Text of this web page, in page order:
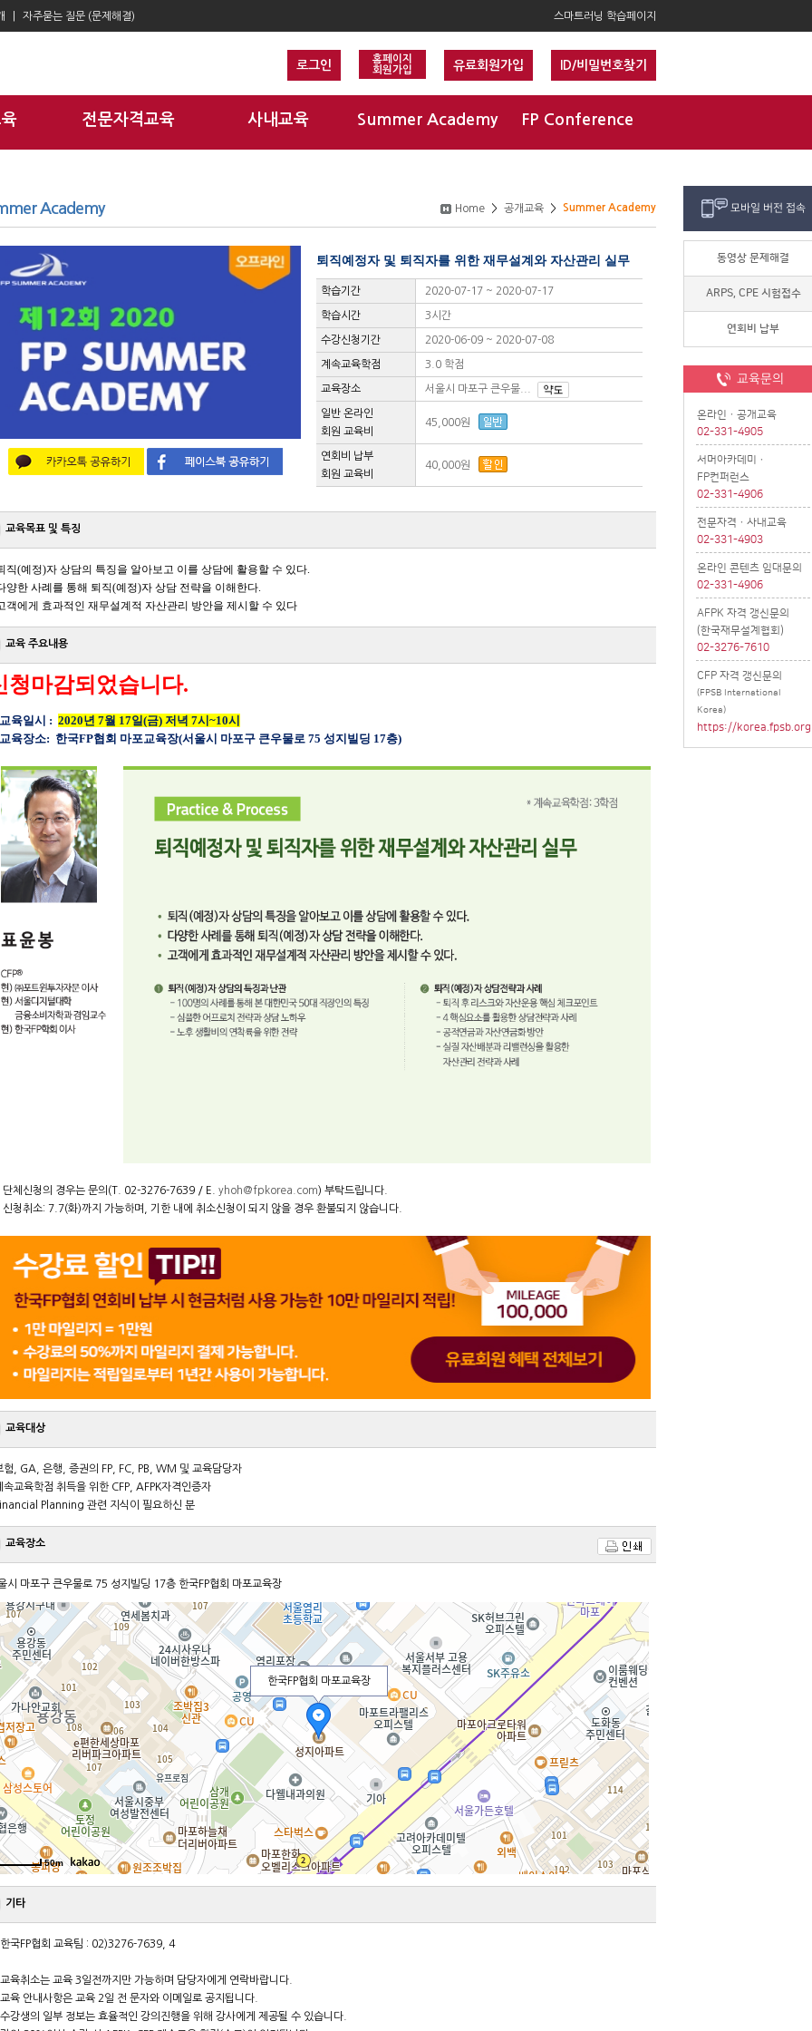
자주묻는 질문 (문제해결) 스마트러닝 학습페이지
로그인
홈페이지
회원가입
유료회원가입 ID/비밀번호찾기
전문자격교육 사내교육 Summer Academy FP Conference
모바일 버전 접속
동영상 문제해결
ARPS, CPE 시험접수
연회비 납부
교육문의
온라인ㆍ공개교육
02-331-4905
서머아카데미ㆍ
FP컨퍼런스
02-331-4906
전문자격ㆍ사내교육
02-331-4903
온라인 콘텐츠 임대문의
02-331-4906
AFPK 자격 갱신문의
(한국재무설계협회)
02-3276-7610
CFP 자격 갱신문의
(FPSB International
Korea)
https://korea.fpsb.org
Academy Home > 공개교육 > Summer Academy
퇴직예정자 및 퇴직자를 위한 재무설계와 자산관리 실무
학습기간 2020-07-17 ~ 2020-07-17
학습시간 3시간
수강신청기간 2020-06-09 ~ 2020-07-08
계속교육학점 3.0 학점
교육장소 서울시 마포구 큰우물...
일반 온라인
회원 교육비
45,000원
연회비 납부
회원 교육비
40,000원
교육목표 및 특징
직(예정)자 상담의 특징을 알아보고 이를 상담에 활용할 수 있다.
양한 사례를 통해 퇴직(예정)자 상담 전략을 이해한다.
객에게 효과적인 재무설계적 자산관리 방안을 제시할 수 있다
교육 주요내용
청마감되었습니다.
육일시 : 2020년 7월 17일(금) 저녁 7시~10시
육장소: 한국FP협회 마포교육장(서울시 마포구 큰우물로 75 성지빌딩 17층)
체신청의 경우는 문의(T. 02-3276-7639 / E. yhoh@fpkorea.com) 부탁드립니다.
청취소: 7.7(화)까지 가능하며, 기한 내에 취소신청이 되지 않을 경우 환불되지 않습니다.
교육대상
험, GA, 은행, 증권의 FP, FC, PB, WM 및 교육담당자
속교육학점 취득을 위한 CFP, AFPK자격인증자
Planning 관련 지식이 필요하신 분
교육장소
시 마포구 큰우물로 75 성지빌딩 17층 한국FP협회 마포교육장
한국FP협회 마포교육장
50m
기타
국FP협회 교육팀 : 02)3276-7639, 4
육취소는 교육 3일전까지만 가능하며 담당자에게 연락바랍니다.
육 안내사항은 교육 2일 전 문자와 이메일로 공지됩니다.
강생의 일부 정보는 효율적인 강의진행을 위해 강사에게 제공될 수 있습니다.